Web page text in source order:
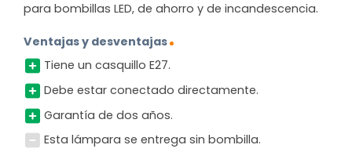
para bombillas LED, de ahorro y de incandescencia.
Ventajas y desventajas
Tiene un casquillo E27.
Debe estar conectado directamente.
Garantía de dos años.
Esta lámpara se entrega sin bombilla.